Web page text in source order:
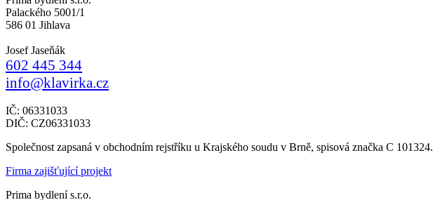
Palackého 5001/1
586 01 Jihlava
Josef Jaseňák
602 445 344
info@klavirka.cz
IČ: 06331033
DIČ: CZ06331033
Společnost zapsaná v obchodním rejstříku u Krajského soudu v Brně, spisová značka C 101324.
Firma zajišťující projekt
Prima bydlení s.r.o.